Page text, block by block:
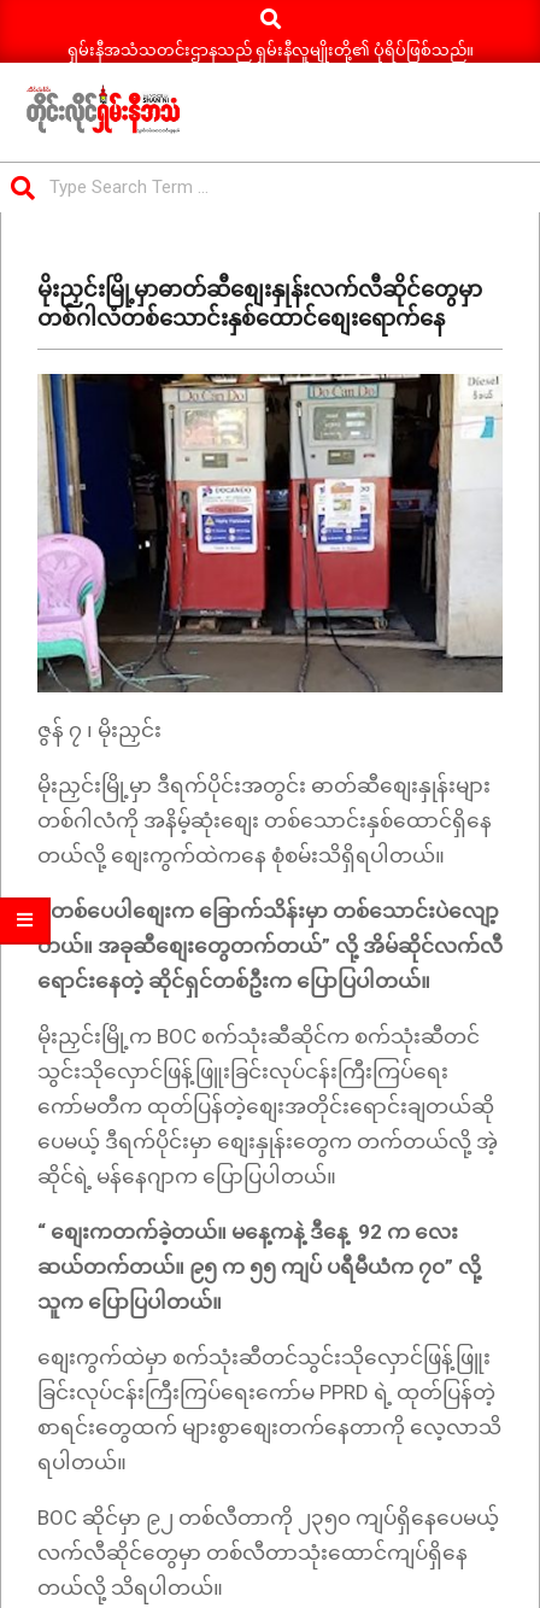
Search
ရှမ်းနီအသံသတင်းဌာနသည် ရှမ်းနီလူမျိုးတို့၏ ပုံရိပ်ဖြစ်သည်။
ရှမ်း
နီ
သတင်း
Menuမိုးညှင်းမြို့မှာဓာတ်ဆီစျေးနှုန်းလက်လီဆိုင်တွေမှာ
တစ်ဂါလံတစ်သောင်းနှစ်ထောင်စျေးရောက်နေ
ဇွန် ၇ ၊ မိုးညှင်း
မိုးညှင်းမြို့မှာ ဒီရက်ပိုင်းအတွင်း ဓာတ်ဆီစျေးနှုန်းများ
တစ်ဂါလံကို အနိမ့်ဆုံးစျေး တစ်သောင်းနှစ်ထောင်ရှိနေ
တယ်လို့ စျေးကွက်ထဲကနေ စုံစမ်းသိရှိရပါတယ်။
“ တစ်ပေပါစျေးက ခြောက်သိန်းမှာ တစ်သောင်းပဲလျော့
တယ်။ အခုဆီစျေးတွေတက်တယ်” လို့ အိမ်ဆိုင်လက်လီ
ရောင်းနေတဲ့ ဆိုင်ရှင်တစ်ဦးက ပြောပြပါတယ်။
မိုးညှင်းမြို့က BOC စက်သုံးဆီဆိုင်က စက်သုံးဆီတင်
သွင်းသိုလှောင်ဖြန့်ဖြူးခြင်းလုပ်ငန်းကြီးကြပ်ရေး
ကော်မတီက ထုတ်ပြန်တဲ့စျေးအတိုင်းရောင်းချတယ်ဆို
ပေမယ့် ဒီရက်ပိုင်းမှာ စျေးနှုန်းတွေက တက်တယ်လို့ အဲ့
ဆိုင်ရဲ့ မန်နေဂျာက ပြောပြပါတယ်။
“ စျေးကတက်ခဲ့တယ်။ မနေ့ကနဲ့ ဒီနေ့ 92 က လေး
ဆယ်တက်တယ်။ ၉၅ က ၅၅ ကျပ် ပရီမီယံက ၇၀” လို့
သူက ပြောပြပါတယ်။
စျေးကွက်ထဲမှာ စက်သုံးဆီတင်သွင်းသိုလှောင်ဖြန့်ဖြူး
ခြင်းလုပ်ငန်းကြီးကြပ်ရေးကော်မ PPRD ရဲ့ ထုတ်ပြန်တဲ့
စာရင်းတွေထက် များစွာစျေးတက်နေတာကို လေ့လာသိ
ရပါတယ်။
BOC ဆိုင်မှာ ၉၂ တစ်လီတာကို ၂၃၅၀ ကျပ်ရှိနေပေမယ့်
လက်လီဆိုင်တွေမှာ တစ်လီတာသုံးထောင်ကျပ်ရှိနေ
တယ်လို့ သိရပါတယ်။